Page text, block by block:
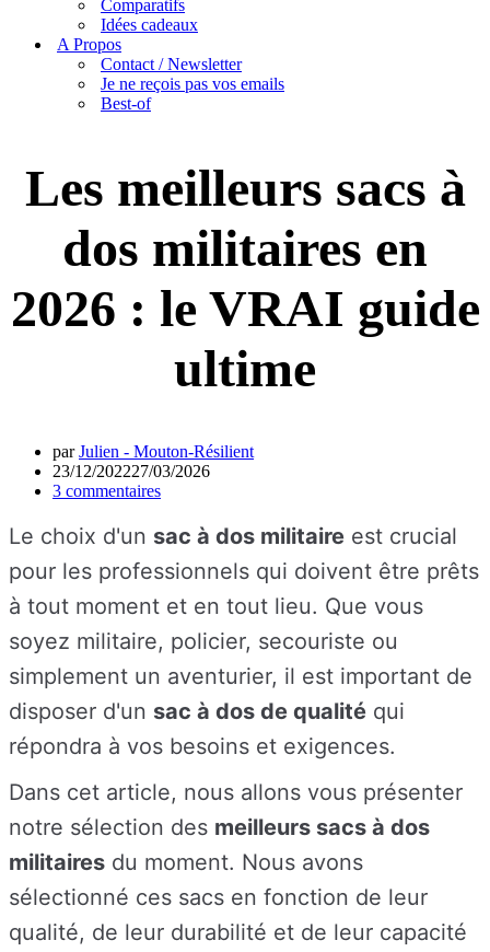
Comparatifs
Idées cadeaux
A Propos
Contact / Newsletter
Je ne reçois pas vos emails
Best-of
Les meilleurs sacs à
dos militaires en
2026 : le VRAI guide
ultime
parJulien - Mouton-Résilient
23/12/202227/03/2026
3 commentaires
Le choix d'un sac à dos militaire est crucial
pour les professionnels qui doivent être prêts
à tout moment et en tout lieu. Que vous
soyez militaire, policier, secouriste ou
simplement un aventurier, il est important de
disposer d'un sac à dos de qualité qui
répondra à vos besoins et exigences.
Dans cet article, nous allons vous présenter
notre sélection des meilleurs sacs à dos
militaires du moment. Nous avons
sélectionné ces sacs en fonction de leur
qualité, de leur durabilité et de leur capacité